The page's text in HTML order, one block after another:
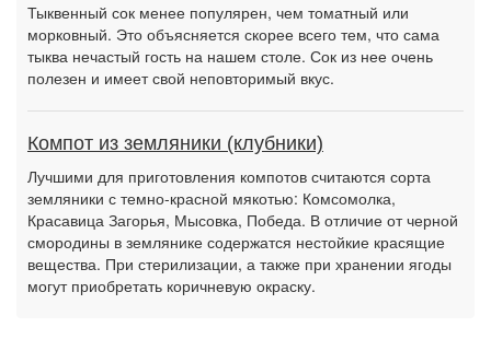
Тыквенный сок менее популярен, чем томатный или
морковный. Это объясняется скорее всего тем, что сама
тыква нечастый гость на нашем столе. Сок из нее очень
полезен и имеет свой неповторимый вкус.
Компот из земляники (клубники)
Лучшими для приготовления компотов считаются сорта
земляники с темно-красной мякотью: Комсомолка,
Красавица Загорья, Мысовка, Победа. В отличие от черной
смородины в землянике содержатся нестойкие красящие
вещества. При стерилизации, а также при хранении ягоды
могут приобретать коричневую окраску.